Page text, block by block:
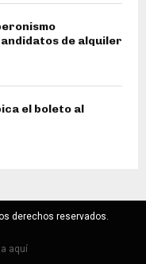
de alquiler
el boleto al
derechos reservados.
aquí